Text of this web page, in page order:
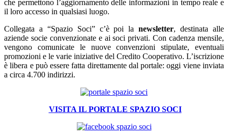
che permettono l’aggiornamento delle informazioni in tempo reale e
il loro accesso in qualsiasi luogo.
Collegata a “Spazio Soci” c’è poi lanewsletter, destinata alle
aziende socie convenzionate e ai soci privati. Con cadenza mensile,
vengono comunicate le nuove convenzioni stipulate, eventuali
promozioni e le varie iniziative del Credito Cooperativo. L’iscrizione
è libera e può essere fatta direttamente dal portale: oggi viene inviata
a circa 4.700 indirizzi.
VISITA IL PORTALE SPAZIO SOCI